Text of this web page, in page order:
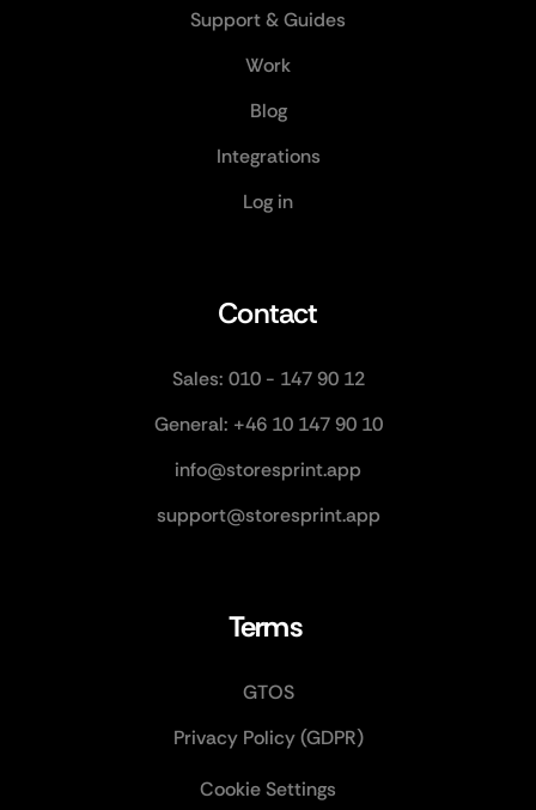
Contact
Sales: 010 - 147 90 12
General: +46 10 147 90 10
info@storesprint.app
support@storesprint.app
Terms
GTOS
Privacy Policy (GDPR)
Cookie Settings
Support & Guides
Work
Blog
Integrations
Log in